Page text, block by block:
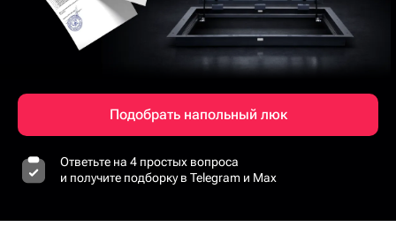
Подобрать напольный люк
Ответьте на 4 простых вопроса
и получите подборку в Telegram и Max